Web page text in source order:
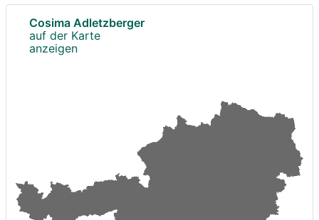
Cosima Adletzberger
auf der Karte
anzeigen